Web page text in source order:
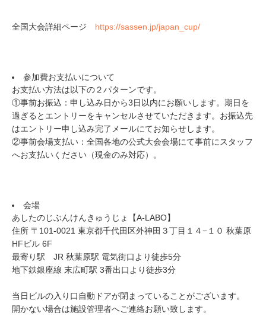
全国大会詳細ページ https://sassen.jp/japan_cup/
参加費お支払いについて
お支払い方法は以下の２パターンです。
①事前お振込：申し込み日から3日以内にお願いします。期日を
過ぎるとエントリーをキャンセルさせていただきます。お振込先
はエントリー申し込み完了メールにてお知らせします。
②事前会場支払い：全国各地の公式大会会場にて事前にスタッフ
へお支払いください（現金のみ対応）。
会場
あしたのじぶんけんきゅうじょ【A-LABO】
住所 〒101-0021 東京都千代田区外神田３丁目１４−１０ 秋葉原
HFビル 6F
最寄り駅 JR 秋葉原駅 電気街口より徒歩5分
地下鉄銀座線 末広町駅 3番出口より徒歩3分
当日ビルの入り口自動ドアが閉まっていることがございます。
開かない場合は施設管理者へご連絡お願い致します。